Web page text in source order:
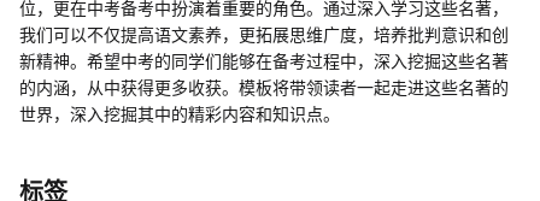
位，更在中考备考中扮演着重要的角色。通过深入学习这些名著，
我们可以不仅提高语文素养，更拓展思维广度，培养批判意识和创
新精神。希望中考的同学们能够在备考过程中，深入挖掘这些名著
的内涵，从中获得更多收获。模板将带领读者一起走进这些名著的
世界，深入挖掘其中的精彩内容和知识点。
标签